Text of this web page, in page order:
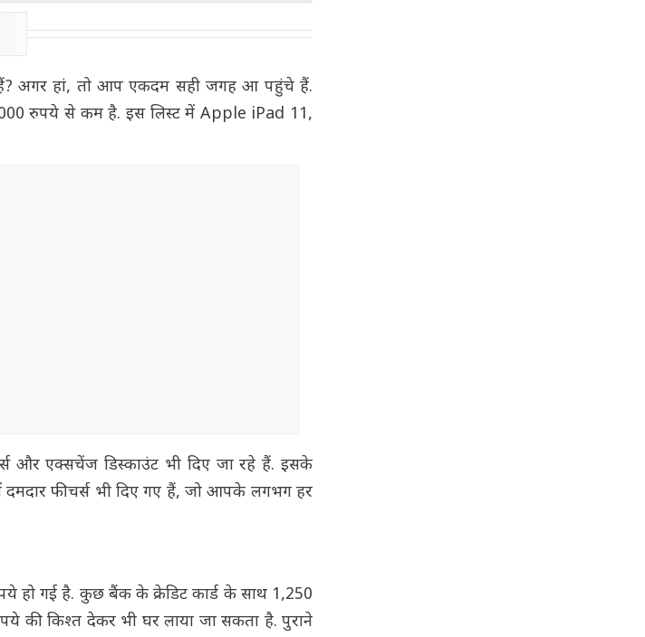
अगर हां, तो आप एकदम सही जगह आ पहुंचे हैं.
रुपये से कम है. इस लिस्ट में Apple iPad 11,
और एक्सचेंज डिस्काउंट भी दिए जा रहे हैं. इसके
दमदार फीचर्स भी दिए गए हैं, जो आपके लगभग हर
हो गई है. कुछ बैंक के क्रेडिट कार्ड के साथ 1,250
की किश्त देकर भी घर लाया जा सकता है. पुराने